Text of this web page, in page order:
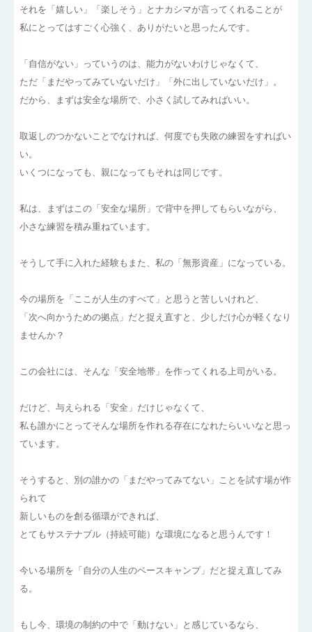
それを「嬉しい」「楽しそう」とナカシマが言ってくれることが
私にとってはすごく心強く、ありがたいと思ったんです。
「自信がない」っていうのは、能力がないわけじゃなくて、
ただ「まだやってみていないだけ」「外に出していないだけ」。
だから、まずは安全な場所で、小さく試してみればいい。
取返しのつかないことでなければ、何度でも失敗の練習をすればい
い。
いくつになっても、親になってもそれは同じです。
私は、まずはこの「安全な場所」で背中を押してもらいながら、
小さな練習を積み重ねています。
そうして手に入れた経験もまた、私の「無形資産」になっている。
今の場所を「ここが人生のすべて」と思うと苦しいけれど、
「次へ向かうための拠点」だと捉え直すと、少しだけ心が軽くなり
ませんか？
この会社には、そんな「安全地帯」を作ってくれる上司がいる。
だけど、与えられる「安全」だけじゃなくて、
私も誰かにとってそんな場所を作れる存在になれたらいいなと思っ
ています。
そうすると、別の誰かの「まだやってみてない」ことを試す場が作
られて
新しいものを創る循環ができれば、
とてもサステナブル（持続可能）な環境になると思うんです！
今いる場所を「自分の人生のベースキャンプ」だと捉え直してみ
る。
もし今、環境の制約の中で「動けない」と感じているなら、